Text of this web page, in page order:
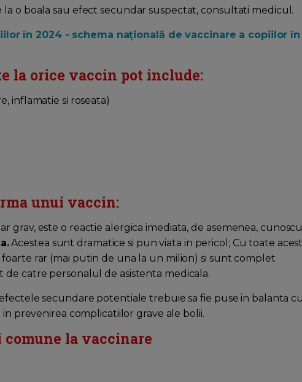
la o boala sau efect secundar suspectat, consultati medicul.
în 2024 - schema națională de vaccinare a copiilor în
la orice vaccin pot include:
inflamatie si roseata)
unui vaccin:
grav, este o reactie alergica imediata, de asemenea,
Acestea sunt dramatice si pun viata in pericol; Cu toate
rar (mai putin de una la un milion) si sunt complet
catre personalul de asistenta medicala.
secundare potentiale trebuie sa fie puse in balanta cu
prevenirea complicatiilor grave ale bolii.
la vaccinare